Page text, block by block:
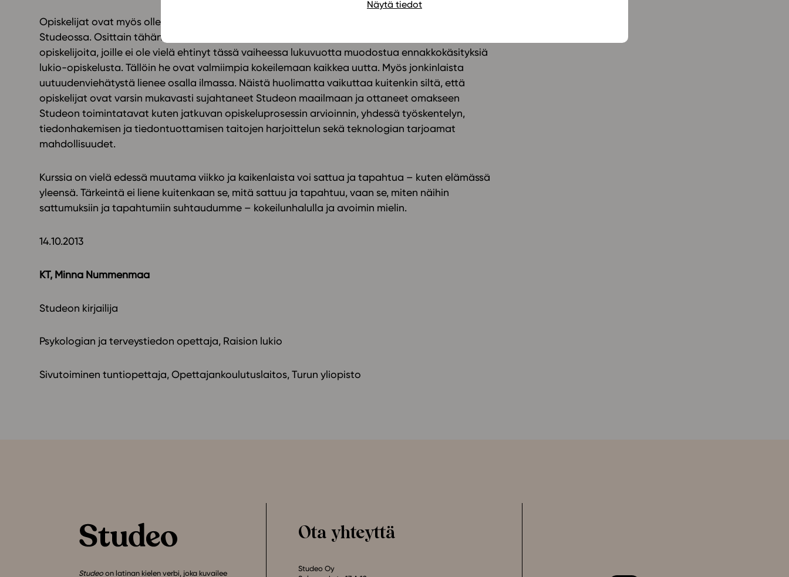
Näytä tiedot
Opiskelijat ovat myös olleet upeita ja ottaneet ennakkoluulottomasti vastaan opiskelun
Studeossa. Osittain tähän toki vaikuttaa se, että kurssilla on mukana ensimmäisen vuoden
opiskelijoita, joille ei ole vielä ehtinyt tässä vaiheessa lukuvuotta muodostua ennakkokäsityksiä
lukio-opiskelusta. Tällöin he ovat valmiimpia kokeilemaan kaikkea uutta. Myös jonkinlaista
uutuudenviehätystä lienee osalla ilmassa. Näistä huolimatta vaikuttaa kuitenkin siltä, että
opiskelijat ovat varsin mukavasti sujahtaneet Studeon maailmaan ja ottaneet omakseen
Studeon toimintatavat kuten jatkuvan opiskeluprosessin arvioinnin, yhdessä työskentelyn,
tiedonhakemisen ja tiedontuottamisen taitojen harjoittelun sekä teknologian tarjoamat
mahdollisuudet.
Kurssia on vielä edessä muutama viikko ja kaikenlaista voi sattua ja tapahtua – kuten elämässä
yleensä. Tärkeintä ei liene kuitenkaan se, mitä sattuu ja tapahtuu, vaan se, miten näihin
sattumuksiin ja tapahtumiin suhtaudumme – kokeilunhalulla ja avoimin mielin.
14.10.2013
KT, Minna Nummenmaa
Studeon kirjailija
Psykologian ja terveystiedon opettaja, Raision lukio
Sivutoiminen tuntiopettaja, Opettajankoulutuslaitos, Turun yliopisto
Studeo on latinan kielen verbi, joka kuvailee
Ota yhteyttä
Studeo Oy